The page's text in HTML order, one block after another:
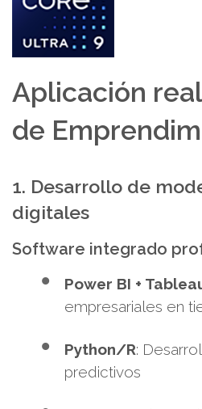
Aplicación
de
1. Desarrollo de
digitales
Software integrado
Power BI +
empresariales en
Python/R:
predictivos